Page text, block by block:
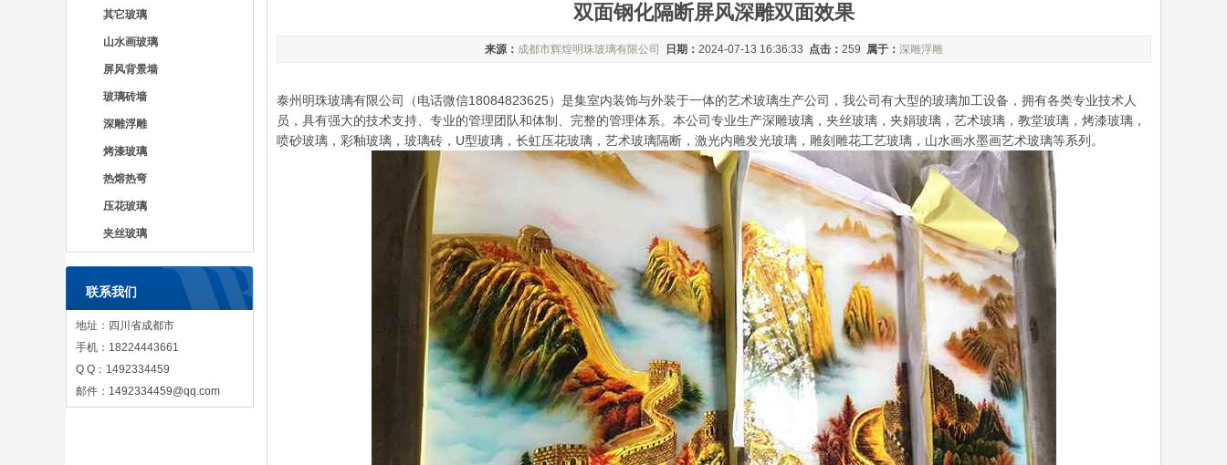
其它玻璃
山水画玻璃
屏风背景墙
玻璃砖墙
深雕浮雕
烤漆玻璃
热熔热弯
压花玻璃
夹丝玻璃
联系我们
地址：四川省成都市
手机：18224443661
Q Q：1492334459
邮件： 1492334459@qq.com
双面钢化隔断屏风深雕双面效果
来源： 成都市辉煌明珠玻璃有限公司 日期： 2024-07-13 16:36:33 点击： 259 属于： 深雕浮雕
泰州明珠玻璃有限公司（电话微信18084823625）是集室内装饰与外装于一体的艺术玻璃生产公司，我公司有大型的玻璃加工设备，拥有各类专业技术人
员，具有强大的技术支持、专业的管理团队和体制、完整的管理体系。本公司专业生产深雕玻璃，夹丝玻璃，夹娟玻璃，艺术玻璃，教堂玻璃，烤漆玻璃，
喷砂玻璃，彩釉玻璃，玻璃砖，U型玻璃，长虹压花玻璃，艺术玻璃隔断，激光内雕发光玻璃，雕刻雕花工艺玻璃，山水画水墨画艺术玻璃等系列。